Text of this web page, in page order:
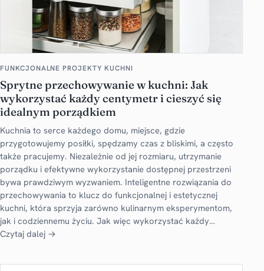
FUNKCJONALNE PROJEKTY KUCHNI
Sprytne przechowywanie w kuchni: Jak
wykorzystać każdy centymetr i cieszyć się
idealnym porządkiem
Kuchnia to serce każdego domu, miejsce, gdzie
przygotowujemy posiłki, spędzamy czas z bliskimi, a często
także pracujemy. Niezależnie od jej rozmiaru, utrzymanie
porządku i efektywne wykorzystanie dostępnej przestrzeni
bywa prawdziwym wyzwaniem. Inteligentne rozwiązania do
przechowywania to klucz do funkcjonalnej i estetycznej
kuchni, która sprzyja zarówno kulinarnym eksperymentom,
jak i codziennemu życiu. Jak więc wykorzystać każdy…
Czytaj dalej →